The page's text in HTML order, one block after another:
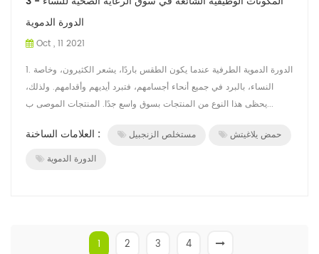
الدورة الدموية
Oct , 11 2021
1. الدورة الدموية الطرفية عندما يكون الطقس باردًا، يشعر الكثيرون، وخاصة
النساء، بالبرد في جميع أنحاء أجسامهم، فتبرد أيديهم وأقدامهم. ولذلك،
يحظى هذا النوع من المنتجات بسوق واسع جدًا. المنتجات الموصى ب...
العلامات الساخنة : مستخلص الزنجبيل
حمض يلاغيتش
الدورة الدموية
1 2 3 4